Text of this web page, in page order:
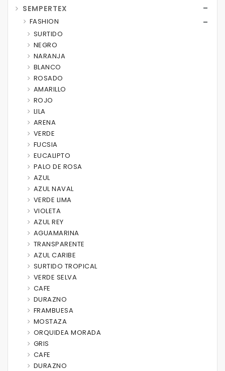
SEMPERTEX
FASHION
SURTIDO
NEGRO
NARANJA
BLANCO
ROSADO
AMARILLO
ROJO
LILA
ARENA
VERDE
FUCSIA
EUCALIPTO
PALO DE ROSA
AZUL
AZUL NAVAL
VERDE LIMA
VIOLETA
AZUL REY
AGUAMARINA
TRANSPARENTE
AZUL CARIBE
SURTIDO TROPICAL
VERDE SELVA
CAFE
DURAZNO
FRAMBUESA
MOSTAZA
ORQUIDEA MORADA
GRIS
CAFE
DURAZNO